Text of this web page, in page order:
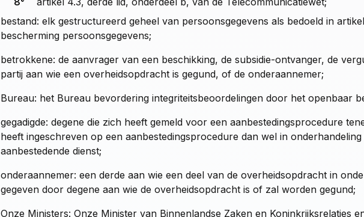
bestand: elk gestructureerd geheel van persoonsgegevens als bedoeld in
bescherming persoonsgegevens;
betrokkene: de aanvrager van een beschikking, de subsidie-ontvanger, de
partij aan wie een overheidsopdracht is gegund, of de onderaannemer;
Bureau: het Bureau bevordering integriteitsbeoordelingen door het openbaar
gegadigde: degene die zich heeft gemeld voor een aanbestedingsprocedure
heeft ingeschreven op een aanbestedingsprocedure dan wel in
aanbestedende dienst;
onderaannemer: een derde aan wie een deel van de overheidsopdracht in
gegeven door degene aan wie de overheidsopdracht is of zal worden gegund;
Onze Ministers: Onze Minister van Binnenlandse Zaken en Koninkrijksrelaties